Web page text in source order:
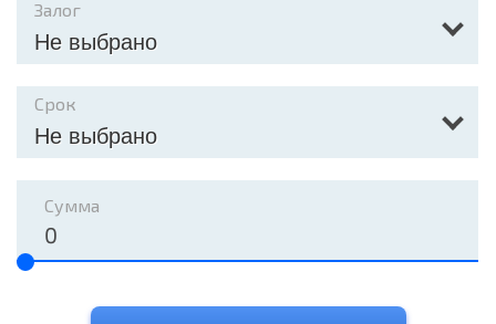
Залог
Не выбрано
Срок
Не выбрано
Сумма